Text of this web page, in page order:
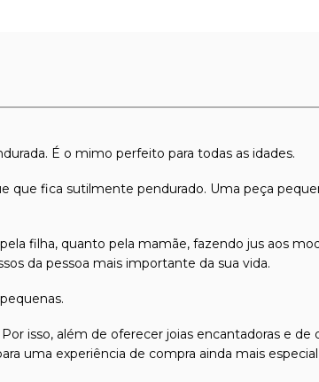
É o mimo perfeito para todas as idades.
fica sutilmente pendurado. Uma peça
filha, quanto pela mamãe, fazendo jus aos
da pessoa mais importante da sua vida.
isso, além de oferecer joias encantadoras e
uma experiência de compra ainda mais